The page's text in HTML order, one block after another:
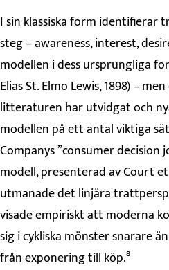
I sin klassiska form identifierar
steg – awareness, interest,
modellen i dess ursprungliga
Elias St. Elmo Lewis, 1898) –
litteraturen har utvidgat och
modellen på ett antal viktiga
Companys ”consumer decision
modell, presenterad av Court et
utmanade det linjära
visade empiriskt att moderna
sig i cykliska mönster snarare
från exponering till köp.⁸